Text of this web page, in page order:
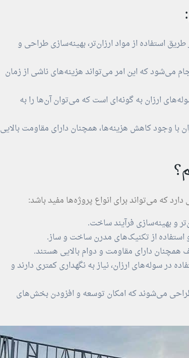
استفاده از مواد ارزان‌تر، بهینه‌سازی طراحی و
می‌شود که این امر می‌تواند هزینه‌های ناشی از زمان
ارزان به گونه‌ای است که می‌توان آن‌ها را به
با وجود کاهش هزینه‌ها، همچنان دارای مقاومت بالایی
دارد که می‌تواند برای انواع پروژه‌ها مفید باشد:
و بهینه‌سازی فرآیند ساخت.
از تکنیک‌های مدرن ساخت و ساز.
همچنان دارای مقاومت و دوام بالایی هستند.
در سوله‌های ارزان، نیاز به نگهداری کمتری دارند و
می‌شوند که امکان توسعه و افزودن بخش‌های